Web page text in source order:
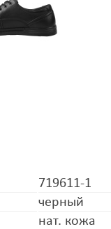
719611-1
черный
нат. кожа